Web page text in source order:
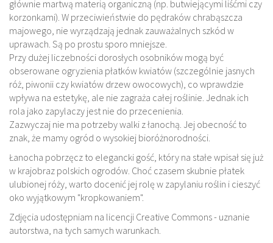
głównie martwą materią organiczną (np. butwiejącymi liśćmi czy
korzonkami). W przeciwieństwie do pędraków chrabąszcza
majowego, nie wyrządzają jednak zauważalnych szkód w
uprawach. Są po prostu sporo mniejsze.
Przy dużej liczebności dorosłych osobników mogą być
obserowane ogryzienia płatków kwiatów (szczególnie jasnych
róż, piwonii czy kwiatów drzew owocowych), co wprawdzie
wpływa na estetykę, ale nie zagraża całej roślinie. Jednak ich
rola jako zapylaczy jest nie do przecenienia.
Zazwyczaj nie ma potrzeby walki z łanochą. Jej obecność to
znak, że mamy ogród o wysokiej bioróżnorodności.
Łanocha pobrzęcz to elegancki gość, który na stałe wpisał się już
w krajobraz polskich ogrodów. Choć czasem skubnie płatek
ulubionej róży, warto docenić jej rolę w zapylaniu roślin i cieszyć
oko wyjątkowym "kropkowaniem".
Zdjęcia udostępniam na licencji Creative Commons - uznanie
autorstwa, na tych samych warunkach.